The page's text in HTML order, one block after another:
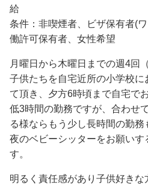
給
条件：非喫煙者、ビザ保有者(
働許可保有者、女性希望
月曜日から木曜日までの週4回
子供たちを自宅近所の小学校
て頂き、夕方6時頃まで自宅で
低3時間の勤務ですが、合わせ
る様ならもう少し長時間の勤
夜のベビーシッターをお願いす
す。
明るく責任感があり子供好き